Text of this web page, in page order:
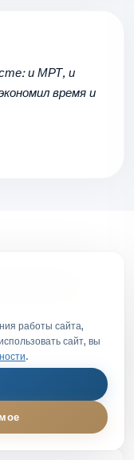
и МРТ, и
время и
работы сайта,
сайт, вы
.